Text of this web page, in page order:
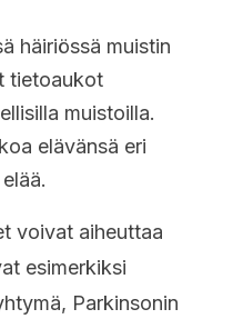
häiriössä muistin
tietoaukot
muistoilla.
elävänsä eri
voivat aiheuttaa
esimerkiksi
Parkinsonin